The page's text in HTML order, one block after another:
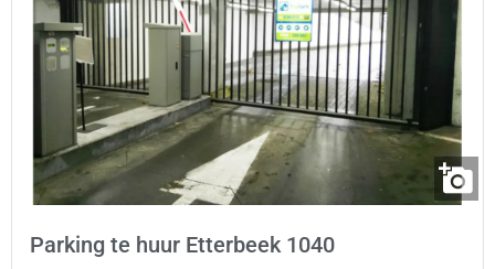
Parking te huur Etterbeek 1040